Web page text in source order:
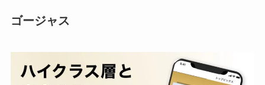
ゴージャス